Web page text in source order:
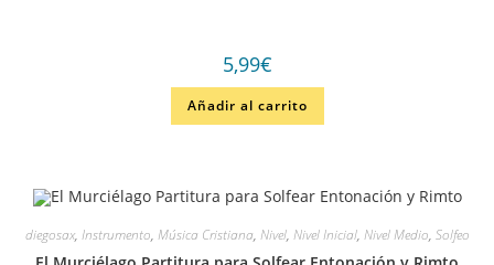
5,99€
Añadir al carrito
diegosax, Instrumento, Música Cristiana, Nivel, Nivel Inicial, Nivel Medio, Solfeo